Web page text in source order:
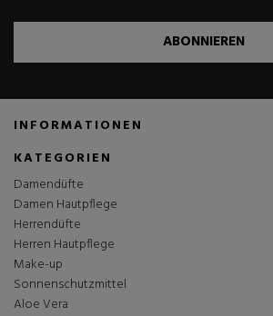
ABONNIEREN
INFORMATIONEN
KATEGORIEN
Damendüfte
Damen Hautpflege
Herrendüfte
Herren Hautpflege
Make-up
Sonnenschutzmittel
Aloe Vera